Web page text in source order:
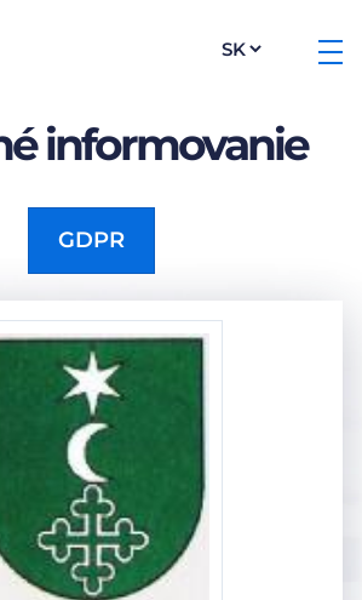
informovanie
GDPR